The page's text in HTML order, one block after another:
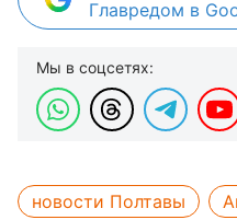
Главредом в
Мы в соцсетях:
новости Полтавы